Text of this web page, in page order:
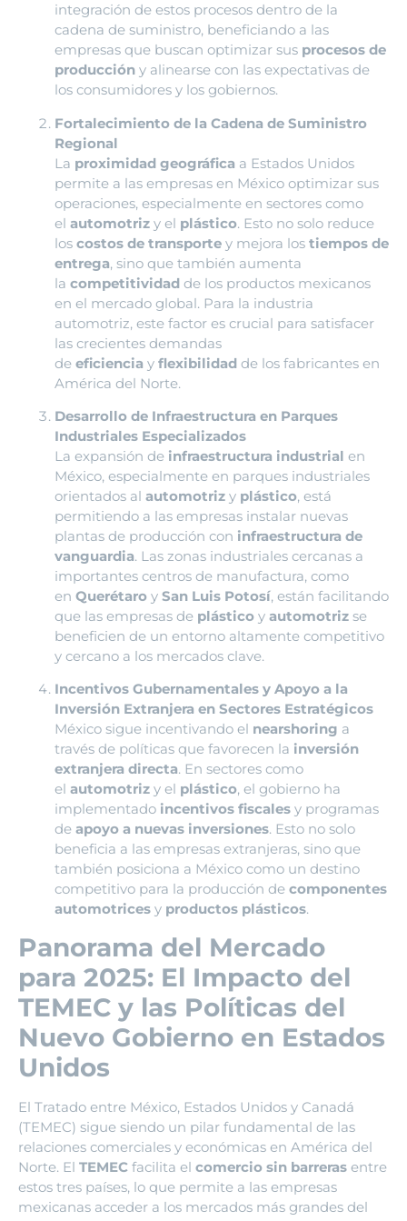
integración de estos procesos dentro de la
cadena de suministro, beneficiando a las
empresas que buscan optimizar sus procesos de
producción y alinearse con las expectativas de
los consumidores y los gobiernos.
Fortalecimiento de la Cadena de Suministro
Regional
La proximidad geográfica a Estados Unidos
permite a las empresas en México optimizar sus
operaciones, especialmente en sectores como
el automotriz y el plástico. Esto no solo reduce
los costos de transporte y mejora los tiempos de
entrega, sino que también aumenta
la competitividad de los productos mexicanos
en el mercado global. Para la industria
automotriz, este factor es crucial para satisfacer
las crecientes demandas
de eficiencia y flexibilidad de los fabricantes en
América del Norte.
Desarrollo de Infraestructura en Parques
Industriales Especializados
La expansión de infraestructura industrial en
México, especialmente en parques industriales
orientados al automotriz y plástico, está
permitiendo a las empresas instalar nuevas
plantas de producción con infraestructura de
vanguardia. Las zonas industriales cercanas a
importantes centros de manufactura, como
en Querétaro y San Luis Potosí, están facilitando
que las empresas de plástico y automotriz se
beneficien de un entorno altamente competitivo
y cercano a los mercados clave.
Incentivos Gubernamentales y Apoyo a la
Inversión Extranjera en Sectores Estratégicos
México sigue incentivando el nearshoring a
través de políticas que favorecen la inversión
extranjera directa. En sectores como
el automotriz y el plástico, el gobierno ha
implementado incentivos fiscales y programas
de apoyo a nuevas inversiones. Esto no solo
beneficia a las empresas extranjeras, sino que
también posiciona a México como un destino
competitivo para la producción de componentes
automotrices y productos plásticos.
Panorama del Mercado
para 2025: El Impacto del
TEMEC y las Políticas del
Nuevo Gobierno en Estados
Unidos
El Tratado entre México, Estados Unidos y Canadá
(TEMEC) sigue siendo un pilar fundamental de las
relaciones comerciales y económicas en América del
Norte. El TEMEC facilita el comercio sin barreras entre
estos tres países, lo que permite a las empresas
mexicanas acceder a los mercados más grandes del